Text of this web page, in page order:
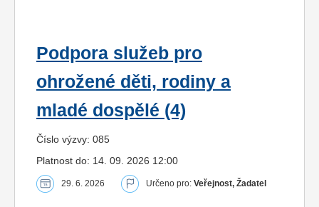
Podpora služeb pro
ohrožené děti, rodiny a
mladé dospělé (4)
Číslo výzvy: 085
Platnost do: 14. 09. 2026 12:00
29. 6. 2026 Určeno pro: Veřejnost, Žadatel